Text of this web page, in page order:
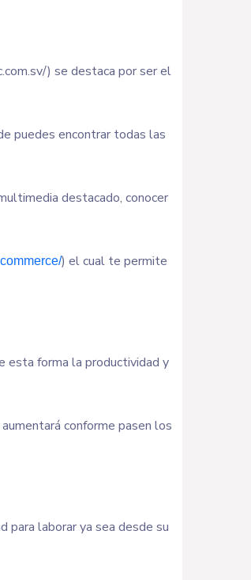
) se destaca por ser el
puedes encontrar todas las
destacado, conocer
) el cual te permite
esta forma la productividad y
conforme pasen los
para laborar ya sea desde su